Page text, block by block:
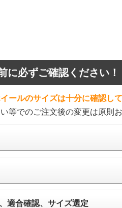
に必ずご確認ください！
ールのサイズは十分に確認し
等でのご注文後の変更は原則
適合確認、サイズ選定